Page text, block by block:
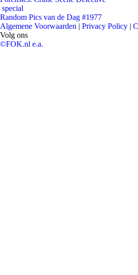
special
Random Pics van de Dag #1977
Algemene Voorwaarden | Privacy Policy |
Volg ons
©FOK.nl e.a.